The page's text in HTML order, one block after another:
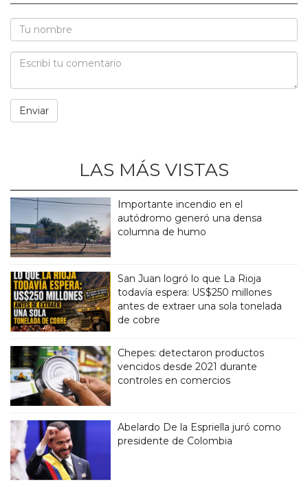
LAS MÁS VISTAS
Importante incendio en el
autódromo generó una densa
columna de humo
San Juan logró lo que La Rioja
todavía espera: US$250 millones
antes de extraer una sola tonelada
de cobre
Chepes: detectaron productos
vencidos desde 2021 durante
controles en comercios
Abelardo De la Espriella juró como
presidente de Colombia